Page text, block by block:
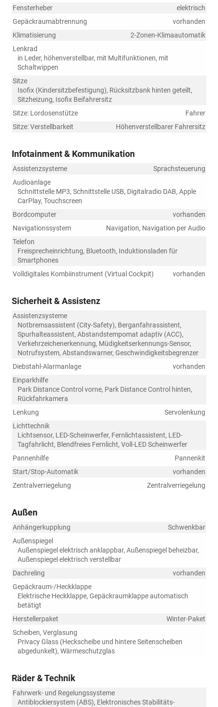
Fensterheber
elektrisch
Gepäckraumabtrennung
vorhanden
Klimatisierung
2-Zonen-Klimaautomatik
Lenkrad
in Leder, höhenverstellbar, mit Multifunktionen, mit
Schaltwippen
Sitze
Isofix (Kindersitzbefestigung), Rücksitzbank hinten geteilt,
Sitzheizung, Isofix Beifahrersitz
Sitze: Lordosenstütze
Fahrer
Sitze: Verstellbarkeit
Höhenverstellbarer Fahrersitz
Infotainment & Kommunikation
Assistenzsysteme
Sprachsteuerung
Audioanlage
Schnittstelle MP3, Schnittstelle USB, Digitalradio DAB, Apple
CarPlay, Touchscreen
Bordcomputer
vorhanden
Navigationssystem
Navigation, Navigation per Audio
Telefon
Freisprecheinrichtung, Bluetooth, Induktionsladen für
Smartphones
Volldigitales Kombiinstrument (Virtual Cockpit)
vorhanden
Sicherheit & Assistenz
Assistenzsysteme
Notbremsassistent (City-Safety), Berganfahrassistent,
Spurhalteassistent, Abstandstempomat adaptiv (ACC),
Verkehrzeichenerkennung, Müdigkeitserkennungs-Sensor,
Notrufsystem, Abstandswarner, Geschwindigkeitsbegrenzer
Diebstahl-Alarmanlage
vorhanden
Einparkhilfe
Park Distance Control vorne, Park Distance Control hinten,
Rückfahrkamera
Lenkung
Servolenkung
Lichttechnik
Lichtsensor, LED-Scheinwerfer, Fernlichtassistent, LED-
Tagfahrlicht, Blendfreies Fernlicht, Voll-LED Scheinwerfer
Pannenhilfe
Pannenkit
Start/Stop-Automatik
vorhanden
Zentralverriegelung
Zentralverriegelung
Außen
Anhängerkupplung
Schwenkbar
Außenspiegel
Außenspiegel elektrisch anklappbar, Außenspiegel beheizbar,
Außenspiegel elektrisch verstellbar
Dachreling
vorhanden
Gepäckraum-/Heckklappe
Elektrische Heckklappe, Gepäckraumklappe automatisch
betätigt
Herstellerpaket
Winter-Paket
Scheiben, Verglasung
Privacy Glass (Heckscheibe und hintere Seitenscheiben
abgedunkelt), Wärmeschutzglas
Räder & Technik
Fahrwerk- und Regelungssysteme
Antiblockiersystem (ABS), Elektronisches Stabilitäts-